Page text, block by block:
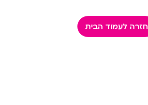
חזרה לעמוד הבית